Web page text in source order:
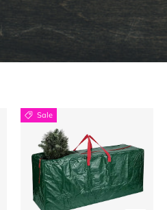
Sale